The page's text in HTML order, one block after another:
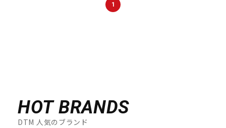
1
HOT BRANDS
DTM 人気のブランド